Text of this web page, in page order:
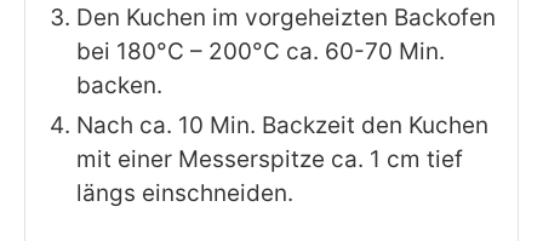
Den Kuchen im vorgeheizten Backofen
bei 180°C – 200°C ca. 60-70 Min.
backen.
Nach ca. 10 Min. Backzeit den Kuchen
mit einer Messerspitze ca. 1 cm tief
längs einschneiden.